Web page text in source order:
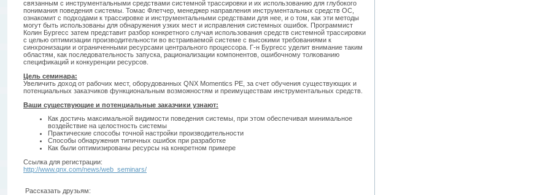
связанным с инструментальными средствами системной трассировки и их использованию для глубокого
понимания поведения системы. Томас Флетчер, менеджер направления инструментальных средств ОС,
ознакомит с подходами к трассировке и инструментальными средствами для нее, и о том, как эти методы
могут быть использованы для обнаружения узких мест и исправления системных ошибок. Программист
Колин Бургесс затем представит разбор конкретного случая использования средств системной трассировки
с целью оптимизации производительности во встраиваемой системе с высокими требованиями к
синхронизации и ограниченными ресурсами центрального процессора. Г-н Бургесс уделит внимание таким
областям, как последовательность запуска, рационализации компонентов, ошибочному толкованию
спецификаций и конкуренции ресурсов.
Цель семинара:
Увеличить доход от рабочих мест, оборудованных QNX Momentics PE, за счет обучения существующих и
потенциальных заказчиков функциональным возможностям и преимуществам инструментальных средств.
Ваши существующие и потенциальные заказчики узнают:
Как достичь максимальной видимости поведения системы, при этом обеспечивая минимальное
воздействие на целостность системы
Практические способы точной настройки производительности
Способы обнаружения типичных ошибок при разработке
Как были оптимизированы ресурсы на конкретном примере
Ссылка для регистрации:
http://www.qnx.com/news/web_seminars/
Рассказать друзьям: